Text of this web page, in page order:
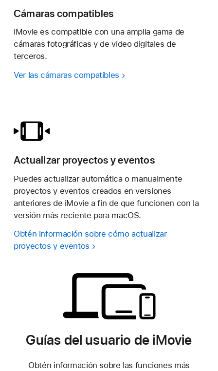
Cámaras compatibles
iMovie es compatible con una amplia gama de
cámaras fotográficas y de video digitales de
terceros.
Ver las cámaras compatibles
Actualizar proyectos y eventos
Puedes actualizar automática o manualmente
proyectos y eventos creados en versiones
anteriores de iMovie a fin de que funcionen con la
versión más reciente para macOS.
Obtén información sobre cómo actualizar
proyectos y eventos
Guías del usuario de iMovie
Obtén información sobre las funciones más